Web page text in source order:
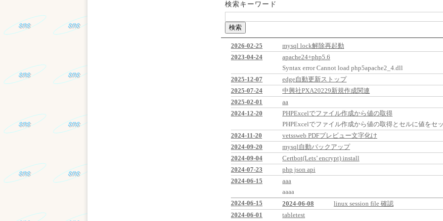
検索キーワード
2026-02-25
mysql lock解除再起動
2023-04-24
apache24+php5.6
Syntax error Cannot load php5apache2_4.dll
2025-12-07
edge自動更新ストップ
2025-07-24
中興社PXA20229新規作成関連
2025-02-01
aa
2024-12-20
PHPExcelでファイル作成から値の取得
PHPExcelでファイル作成から値の取得とセルに値をセ
2024-11-20
vetssweb PDFプレビュー文字化け
2024-09-20
mysql自動バックアップ
2024-09-04
Certbot(Lets’ encrypt) install
2024-07-23
php json api
2024-06-15
aaa
aaaa
2024-06-15
2024-06-08
linux session file 確認
2024-06-01
tabletest